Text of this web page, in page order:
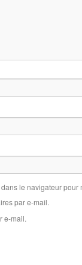
le navigateur
par e-mail.
e-mail.